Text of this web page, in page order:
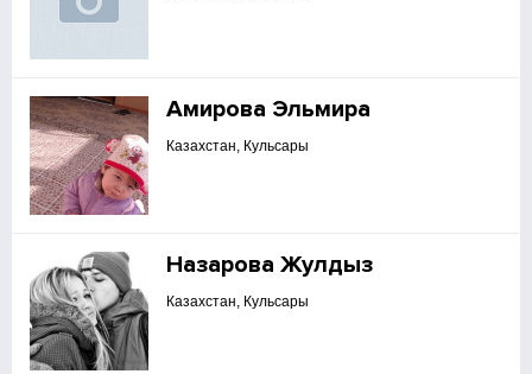
Амирова Эльмира
Казахстан, Кульсары
Назарова Жулдыз
Казахстан, Кульсары